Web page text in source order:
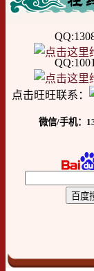
点击旺旺联系：
微信/手机：